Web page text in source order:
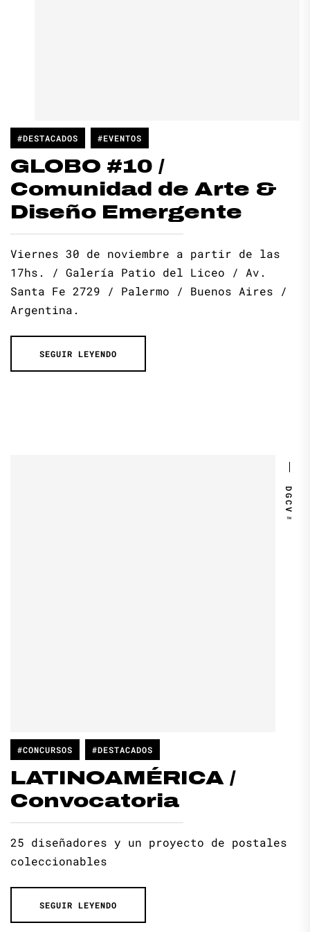
#DESTACADOS #EVENTOS
GLOBO #10 /
Comunidad de Arte &
Diseño Emergente
Viernes 30 de noviembre a partir de las
17hs. / Galería Patio del Liceo / Av.
Santa Fe 2729 / Palermo / Buenos Aires /
Argentina.
SEGUIR LEYENDO
DGCV™
#CONCURSOS #DESTACADOS
LATINOAMÉRICA /
Convocatoria
25 diseñadores y un proyecto de postales
coleccionables
SEGUIR LEYENDO